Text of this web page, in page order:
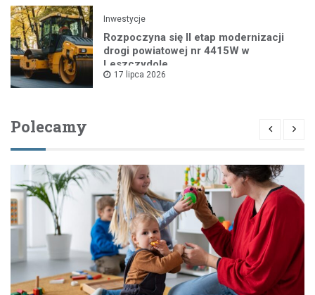
Inwestycje
Rozpoczyna się II etap modernizacji
drogi powiatowej nr 4415W w
Leszczydole
17 lipca 2026
Polecamy